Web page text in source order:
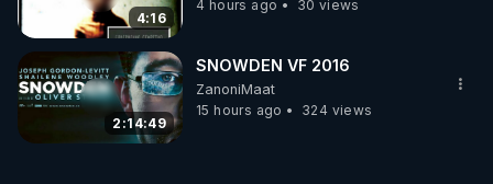
4:16
4 hours ago
30 views
2:14:49
SNOWDEN VF 2016
ZanoniMaat
15 hours ago
324 views